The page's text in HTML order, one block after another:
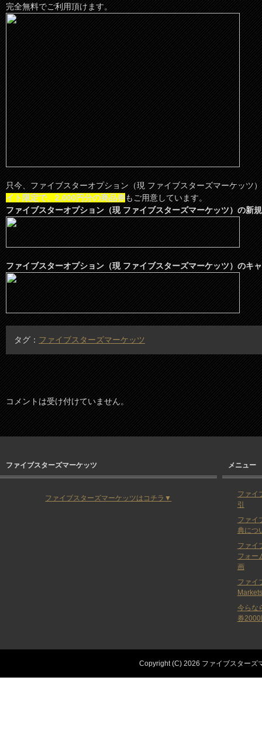
完全無料でご利用頂けます。
只今、ファイブスターオプション（現 ファイブスターズマーケッツ
イト限定で、2,000円分の商品券もご用意しています。
ファイブスターオプション（現 ファイブスターズマーケッツ）の新
ファイブスターオプション（現 ファイブスターズマーケッツ）のキ
タグ： ファイブスターズマーケッツ
コメントは受け付けていません。
ファイブスターズマーケッツ
ファイブスターズマーケッツはコチラ▼
メニュー
ファイ
引
ファイ
典につ
ファイ
フォー
画
ファイ
今らな
券
Copyright (C) 2026 ファイブスターズ